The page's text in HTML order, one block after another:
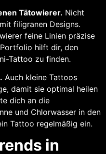
Tätowierer. Nicht
filigranen Designs.
feine Linien präzise
hilft dir, den
Tattoo zu finden.
Auch kleine Tattoos
damit sie optimal heilen
dich an die
und Chlorwasser in den
Tattoo regelmäßig ein.
in